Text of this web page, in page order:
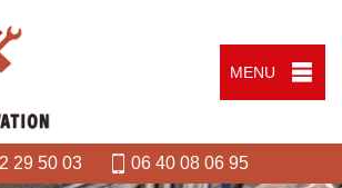
MENU
29 50 03 06 40 08 06 95